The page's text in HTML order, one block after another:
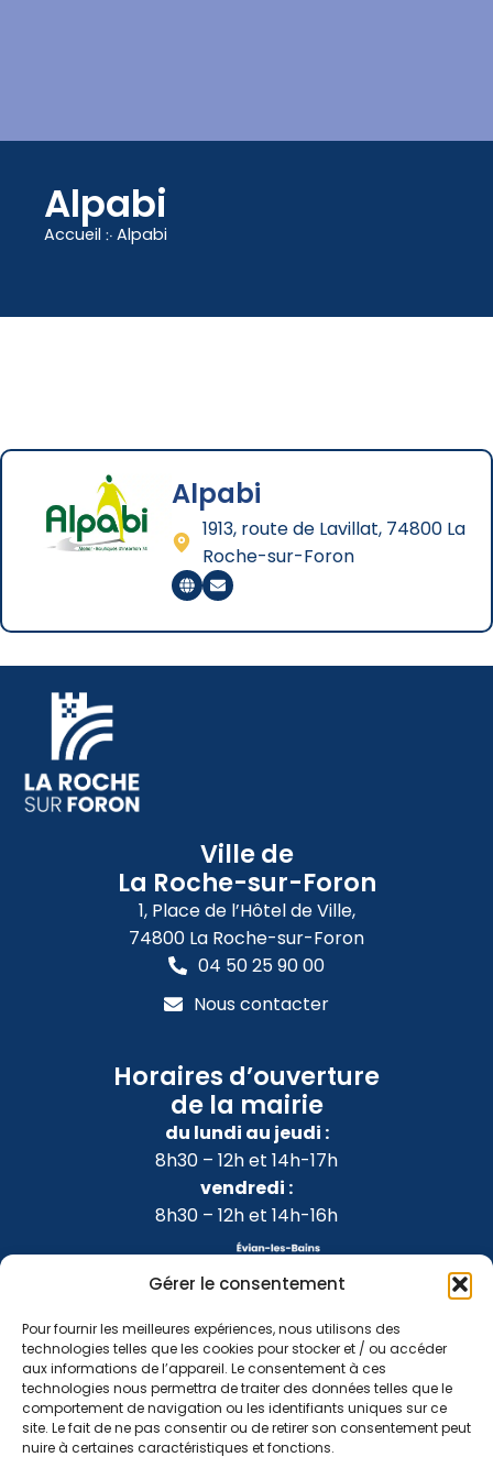
Gérer le consentement
Pour fournir les meilleures expériences, nous utilisons des
technologies telles que les cookies pour stocker et / ou accéder
aux informations de l’appareil. Le consentement à ces
technologies nous permettra de traiter des données telles que le
comportement de navigation ou les identifiants uniques sur ce
site. Le fait de ne pas consentir ou de retirer son consentement peut
nuire à certaines caractéristiques et fonctions.
Alpabi
Accueil ჻ Alpabi
Alpabi
1913, route de Lavillat, 74800 La
Roche-sur-Foron
Ville de
La Roche-sur-Foron
1, Place de l’Hôtel de Ville,
74800 La Roche-sur-Foron
04 50 25 90 00
Nous contacter
Horaires d’ouverture
de la mairie
du lundi au jeudi :
8h30 – 12h et 14h-17h
vendredi :
8h30 – 12h et 14h-16h